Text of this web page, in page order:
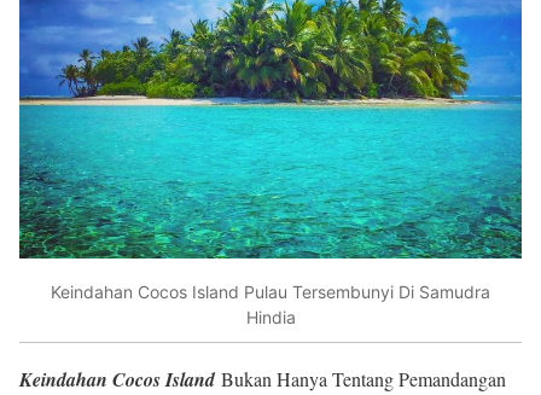
Keindahan Cocos Island Pulau Tersembunyi Di Samudra
Hindia
Keindahan Cocos IslandBukan Hanya Tentang Pemandangan